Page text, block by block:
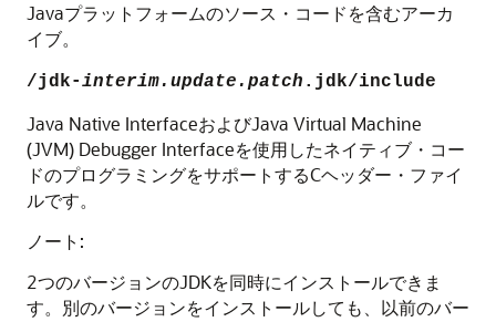
Javaプラットフォームのソース・コードを含むアーカ
イブ。
/jdk-interim.update.patch .jdk/include
Java Native InterfaceおよびJava Virtual Machine
(JVM) Debugger Interfaceを使用したネイティブ・コー
ドのプログラミングをサポートするCヘッダー・ファイ
ルです。
ノート:
2つのバージョンのJDKを同時にインストールできま
す。別のバージョンをインストールしても、以前のバー